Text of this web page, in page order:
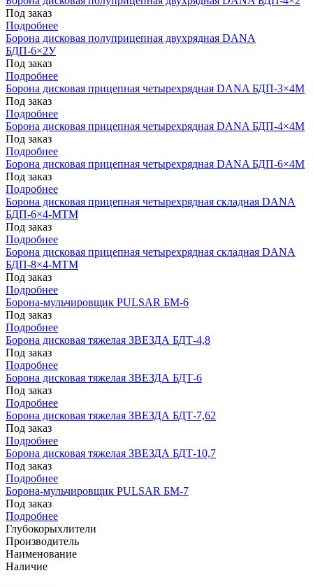
Под заказ
Подробнее
Борона дисковая полуприцепная двухрядная DANA
БДП-6×2У
Под заказ
Подробнее
Борона дисковая прицепная четырехрядная DANA БДП-3×4М
Под заказ
Подробнее
Борона дисковая прицепная четырехрядная DANA БДП-4×4М
Под заказ
Подробнее
Борона дисковая прицепная четырехрядная DANA БДП-6×4М
Под заказ
Подробнее
Борона дисковая прицепная четырехрядная складная DANA
БДП-6×4-МТМ
Под заказ
Подробнее
Борона дисковая прицепная четырехрядная складная DANA
БДП-8×4-МТМ
Под заказ
Подробнее
Борона-мульчировщик PULSAR БМ-6
Под заказ
Подробнее
Борона дисковая тяжелая ЗВЕЗДА БДТ-4,8
Под заказ
Подробнее
Борона дисковая тяжелая ЗВЕЗДА БДТ-6
Под заказ
Подробнее
Борона дисковая тяжелая ЗВЕЗДА БДТ-7,62
Под заказ
Подробнее
Борона дисковая тяжелая ЗВЕЗДА БДТ-10,7
Под заказ
Подробнее
Борона-мульчировщик PULSAR БМ-7
Под заказ
Подробнее
Глубокорыхлители
Производитель
Наименование
Наличие